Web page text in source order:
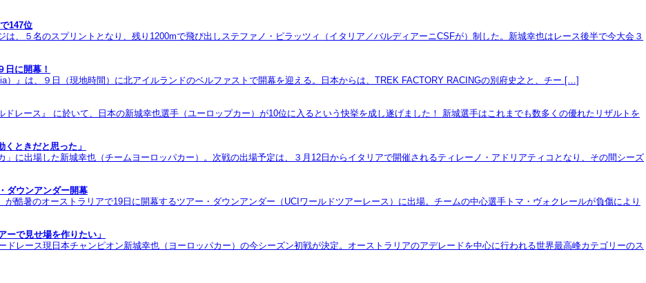
147位
、５名のスプリントとなり、残り1200mで飛び出しステファノ・ピラッツィ（イタリア／バルディアーニCSFが）制した。新城幸也はレース後半で今大会３
日に開幕！
）』は、９日（現地時間）に北アイルランドのベルファストで開幕を迎える。日本からは、TREK FACTORY RACINGの別府史之と、チー […]
レース』 に於いて、日本の新城幸也選手（ユーロップカー）が10位に入るという快挙を成し遂げました！ 新城選手はこれまでも数多くの優れたリザルトを
ときだと思った」
に出場した新城幸也（チームヨーロッパカー）。次戦の出場予定は、３月12日からイタリアで開催されるティレーノ・アドリアティコとなり、その間シーズ
ダウンアンダー開幕
酷暑のオーストラリアで19日に開幕するツアー・ダウンアンダー（UCIワールドツアーレース）に出場。チームの中心選手トマ・ヴォクレールが負傷により
で見せ場を作りたい」
レース現日本チャンピオン新城幸也（ヨーロッパカー）の今シーズン初戦が決定。オーストラリアのアデレードを中心に行われる世界最高峰カテゴリーのス